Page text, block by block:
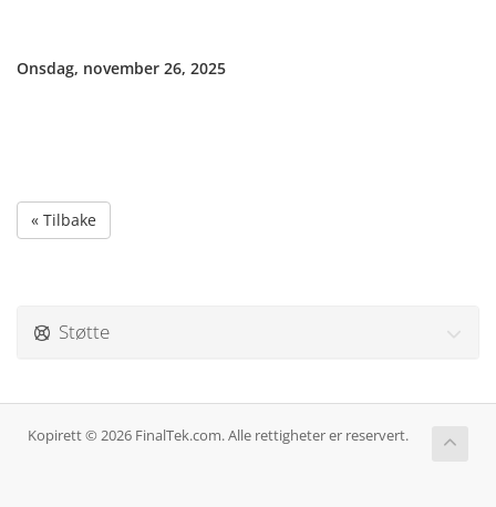
Onsdag, november 26, 2025
« Tilbake
Støtte
Kopirett © 2026 FinalTek.com. Alle rettigheter er reservert.